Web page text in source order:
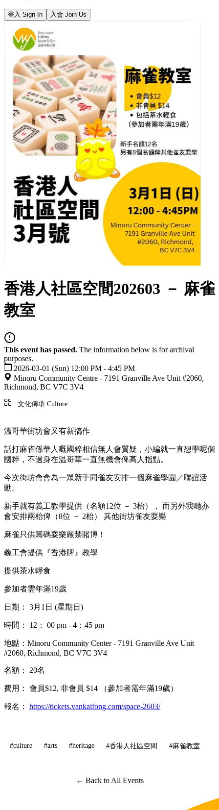
登入 Sign In 入會 Join Us
香港人社區空間202603 － 麻雀
教室
This event has passed. The information below is for archival
purposes.
2026-03-01 (Sun) 12:00 PM - 4:45 PM
Minoru Community Centre - 7191 Granville Ave Unit #2060,
Richmond, BC V7C 3V4
文化傳承 Culture
溫哥華街坊會又有新搞作
話打麻雀係華人嘅國粹相信無人會質疑，小編就一直想學呢個
國粹，不過身在温哥華一直無機會俾高人指點。
今次街坊會會為一眾新手同雀友安排一個麻雀學園／聯誼活
動。
新手就有義工教學提供（名額12位 － 3枱）， 而另外我哋亦
會安排兩枱俾（8位 － 2枱） 其他街坊雀友耍樂
麻雀只供籌碼耍樂嚴禁賭博！
義工會提供『香港牌』教學
提供茶水輕食
參加者需年滿19歲
日期： 3月1日 (星期日)
時間： 12： 00 pm - 4：45 pm
地點：Minoru Community Center - 7191 Granville Ave Unit
#2060, Richmond, BC V7C 3V4
名額： 20名
費用： 會員$12, 非會員 $14 （參加者需年滿19歲）
報名： https://tickets.vankaifong.com/space-2603/
#culture #arts #heritage #香港人社區空間 #麻雀教室
← Back to All Events